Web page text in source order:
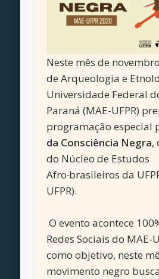
Neste mês de
de Arqueologia e
Universidade Federal
Paraná (MAE-UFPR)
programação especial
da Consciência Negra,
do Núcleo de Estudos
Afrobrasileiros da
UFPR).
O evento acontece
Redes Sociais do MAE-
como objetivo, neste
movimento negro